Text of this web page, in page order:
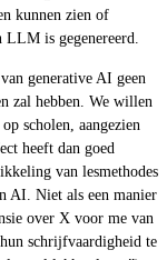
kunnen zien of
is gegenereerd.
generative AI geen
zal hebben. We willen
scholen, aangezien
heeft dan goed
van lesmethodes
AI. Niet als een manier
over X voor me van
schrijfvaardigheid te